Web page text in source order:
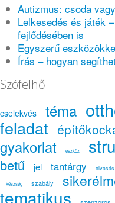
Autizmus: csoda
Lelkesedés és játék
fejlődésében is
Egyszerű
Írás – hogyan
Szófelhő
cselekvés téma
feladat
gyakorlat eszköz
betű jel tantárgy olvasás
készség szabály
tematikus